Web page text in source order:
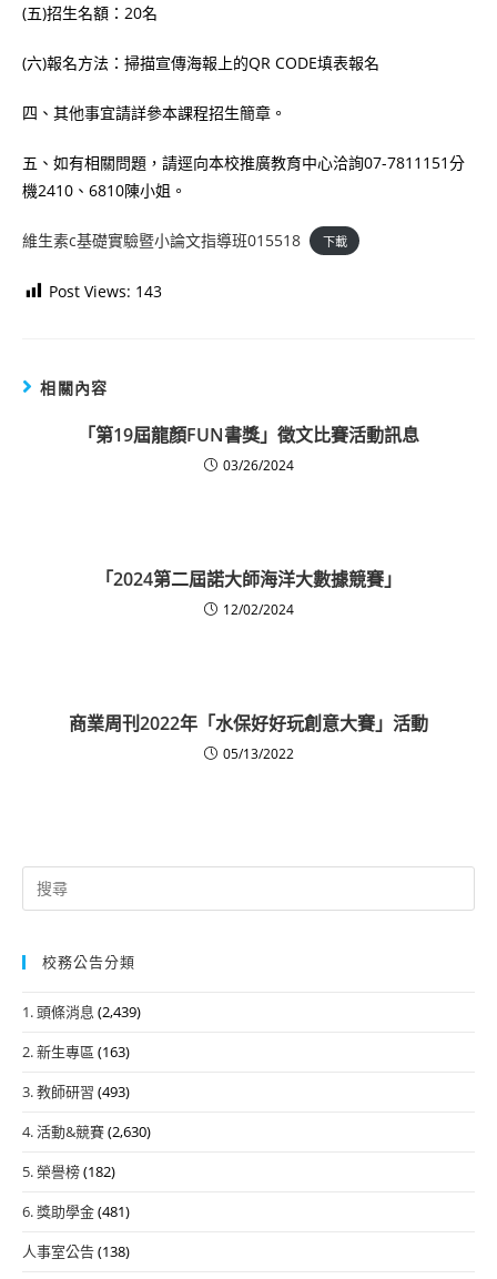
(五)招生名額：20名
(六)報名方法：掃描宣傳海報上的QR CODE填表報名
四、其他事宜請詳參本課程招生簡章。
五、如有相關問題，請逕向本校推廣教育中心洽詢07-7811151分
機2410、6810陳小姐。
維生素c基礎實驗暨小論文指導班015518 下載
Post Views: 143
相關內容
「第19屆龍顏FUN書獎」徵文比賽活動訊息
03/26/2024
「2024第二屆諾大師海洋大數據競賽」
12/02/2024
商業周刊2022年「水保好好玩創意大賽」活動
05/13/2022
Search
for:
校務公告分類
1. 頭條消息 (2,439)
2. 新生專區 (163)
3. 教師研習 (493)
4. 活動&競賽(2,630)
5. 榮譽榜(182)
6. 獎助學金(481)
人事室公告(138)